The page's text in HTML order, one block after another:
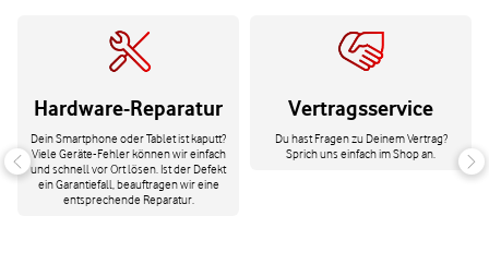
Hardware-Reparatur
Dein Smartphone oder Tablet ist kaputt?
Viele Geräte-Fehler können wir einfach
und schnell vor Ort lösen. Ist der Defekt
ein Garantiefall, beauftragen wir eine
entsprechende Reparatur.
Vertragsservice
Du hast Fragen zu Deinem Vertrag?
Sprich uns einfach im Shop an.